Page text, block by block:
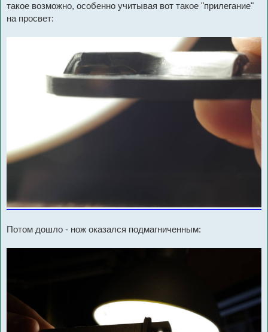
такое возможно, особенно учитывая вот такое "прилегание"
на просвет:
Потом дошло - нож оказался подмагниченным: